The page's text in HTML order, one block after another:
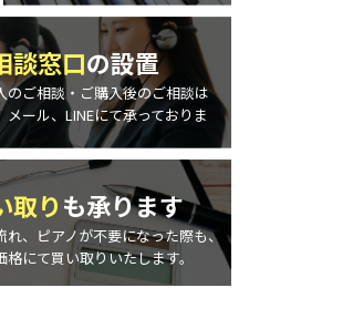
談窓口の設置
のご相談・ご購入後のご相談は
メール、LINEにて承っておりま
取りも承ります
れ、ピアノが不要になった際も、
格にて買い取りいたします。